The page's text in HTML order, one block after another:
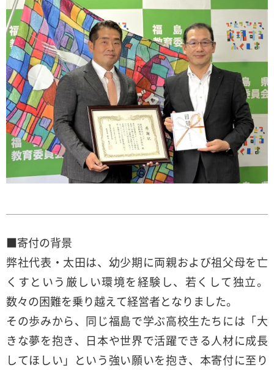
■寄付の背景
弊社代表・太田は、幼少期に両親および祖父母を亡
くすという厳しい環境を経験し、若くして独立。
数々の困難を乗り越えて経営者となりました。
その歩みから、同じ福島で学ぶ高校生たちには「大
きな夢を抱き、日本や世界で活躍できる人材に成長
してほしい」という強い願いを抱き、本寄付に至り